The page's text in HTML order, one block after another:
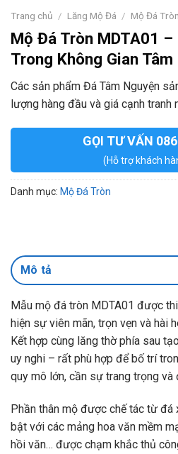
Trang chủ / Lăng Mộ Đá / Mộ Đá Tròn
Mộ Đá Tròn MDTA01 –
Trong Không Gian Tâm
Các sản phẩm Đá Tâm Nguyện
lượng hàng đầu và giá cạnh tranh
GỌI TƯ VẤN
(Hỗ trợ khách
Danh mục: Mộ Đá Tròn
Mô tả
Mẫu mộ đá tròn MDTA01 được
hiện sự viên mãn, trọn vẹn và hài
Kết hợp cùng lăng thờ phía sau
uy nghi – rất phù hợp để bố trí
quy mô lớn, cần sự trang trọng và
Phần thân mộ được chế tác từ đá
bật với các mảng hoa văn mềm
hồi văn… được chạm khắc thủ